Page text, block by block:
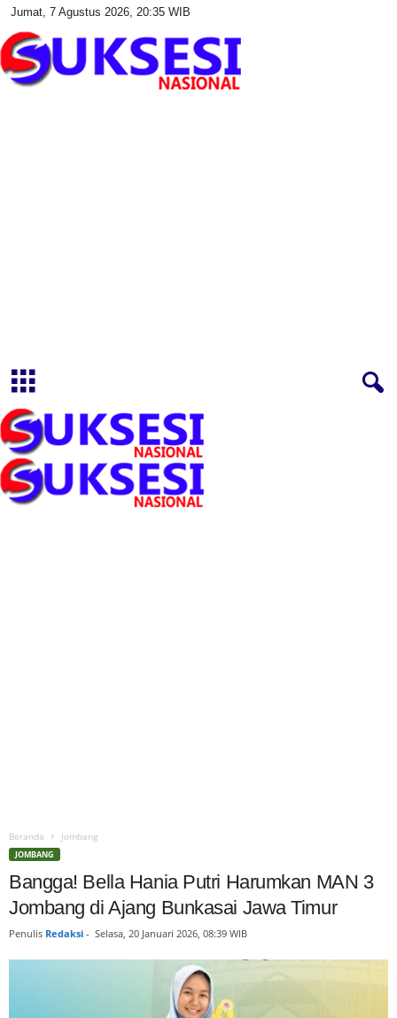
Jumat, 7 Agustus 2026, 20:35 WIB
Beranda Jombang
JOMBANG
Bangga! Bella Hania Putri Harumkan MAN 3
Jombang di Ajang Bunkasai Jawa Timur
Penulis Redaksi - Selasa, 20 Januari 2026, 08:39 WIB